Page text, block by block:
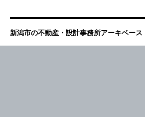
新潟市の不動産・設計事務所アーキベース